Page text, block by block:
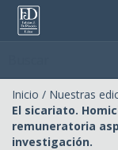
Inicio / Nuestras
El sicariato.
remuneratoria
investigación.